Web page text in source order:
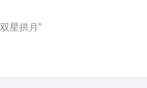
星拱月”